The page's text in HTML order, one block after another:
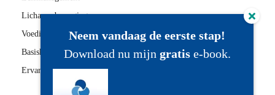
Lichaamsbeweging
Voeding
Basiskennis
Ervaring delen
Neem vandaag de eerste stap!
Download nu mijn gratise-book.